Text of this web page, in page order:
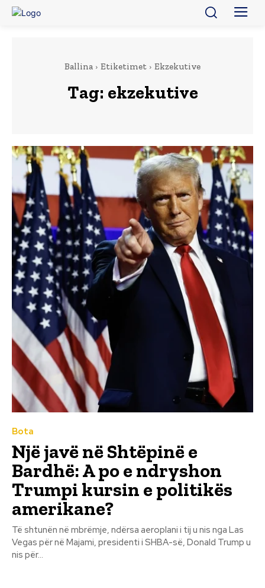
Ballina Etiketimet Ekzekutive
Tag: ekzekutive
Bota
Një javë në Shtëpinë e
Bardhë: A po e ndryshon
Trumpi kursin e politikës
amerikane?
Të shtunën në mbrëmje, ndërsa aeroplani i tij u nis nga Las
Vegas për në Majami, presidenti i SHBA-së, Donald Trump u
nis për...